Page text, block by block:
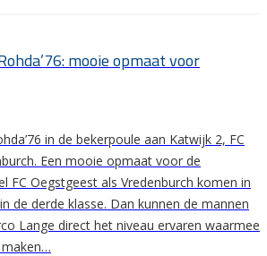
mooie opmaat voor
in de bekerpoule aan Katwijk 2, FC
Een mooie opmaat voor de
FC Oegstgeest als Vredenburch komen in
de derde klasse. Dan kunnen de mannen
Lange direct het niveau ervaren waarmee